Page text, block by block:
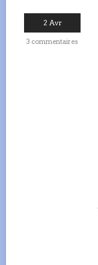
2 Avr
3 commentaires